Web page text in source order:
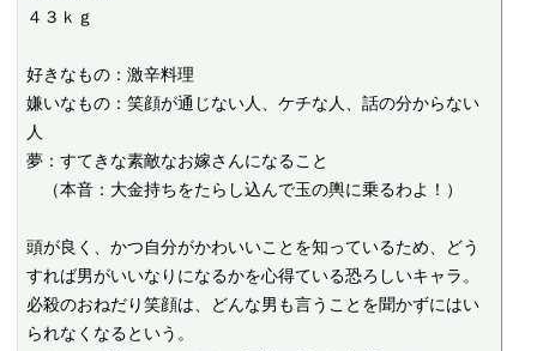
４３ｋｇ
好きなもの：激辛料理
嫌いなもの：笑顔が通じない人、ケチな人、話の分からない
人
夢：すてきな素敵なお嫁さんになること
（本音：大金持ちをたらし込んで玉の輿に乗るわよ！）
頭が良く、かつ自分がかわいいことを知っているため、どう
すれば男がいいなりになるかを心得ている恐ろしいキャラ。
必殺のおねだり笑顔は、どんな男も言うことを聞かずにはい
られなくなるという。